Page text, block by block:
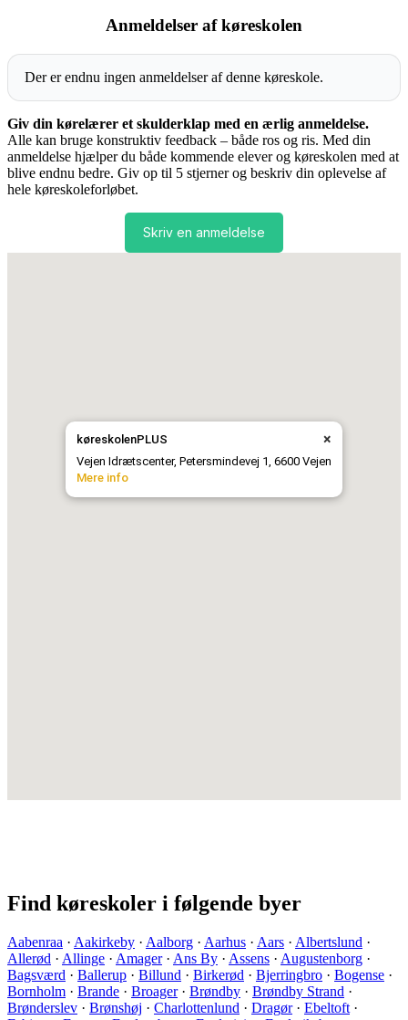
Anmeldelser af køreskolen
Der er endnu ingen anmeldelser af denne køreskole.
Giv din kørelærer et skulderklap med en ærlig anmeldelse.
Alle kan bruge konstruktiv feedback – både ros og ris. Med din
anmeldelse hjælper du både kommende elever og køreskolen med at
blive endnu bedre. Giv op til 5 stjerner og beskriv din oplevelse af
hele køreskoleforløbet.
Skriv en anmeldelse
×
køreskolenPLUS
Vejen Idrætscenter, Petersmindevej 1, 6600 Vejen
Mere info
Find køreskoler i følgende byer
Aabenraa · Aakirkeby · Aalborg · Aarhus · Aars · Albertslund ·
Allerød · Allinge · Amager· Ans By · Assens · Augustenborg ·
Bagsværd · Ballerup · Billund · Birkerød · Bjerringbro · Bogense ·
Bornholm · Brande · Broager· Brøndby · Brøndby Strand ·
Brønderslev · Brønshøj · Charlottenlund · Dragør· Ebeltoft ·